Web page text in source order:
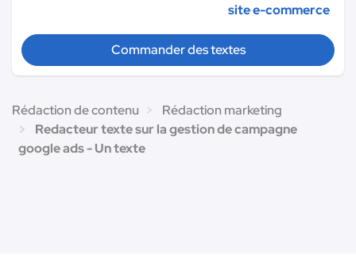
site e-commerce
Commander des textes
Rédaction de contenu
Rédaction marketing
Redacteur texte sur la gestion de campagne
google ads - Un texte